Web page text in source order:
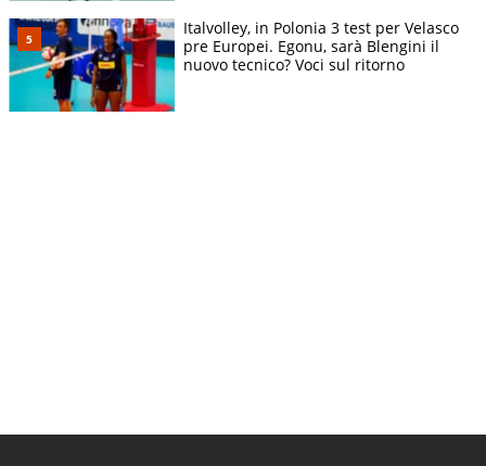
Italvolley, in Polonia 3 test per Velasco
pre Europei. Egonu, sarà Blengini il
nuovo tecnico? Voci sul ritorno